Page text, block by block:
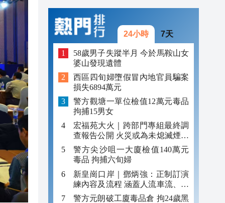
24小時 7天
58歲男子失蹤半月 今於馬鞍山女
婆山發現遺體
西區四旬婦墮假冒內地官員騙案
損失6894萬元
警方觀塘一單位檢值12萬元毒品
拘捕15男女
宏福苑大火｜跨部門專組最終調
查報告公開 火災或為未熄滅煙頭
引發
警方尖沙咀一大廈檢值140萬元
毒品 拘捕六旬婦
新皇崗口岸｜鄧炳強：正制訂演
練內容及流程 涵蓋人流車流、緊
急應變等
警方元朗破工廈毒品倉 拘24歲黑